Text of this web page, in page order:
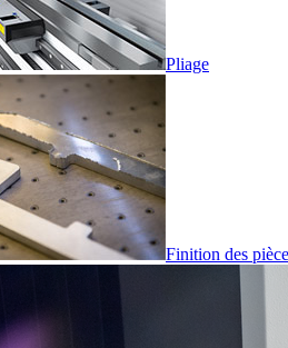
Pliage
Finition des